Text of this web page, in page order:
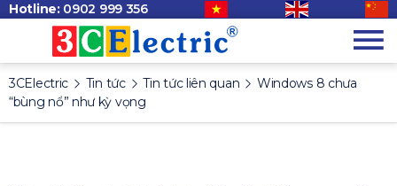
Hotline: 0902 999 356
3CElectric Tin tức Tin tức liên quan
Windows 8 chưa
“bùng nổ” như kỳ vọng